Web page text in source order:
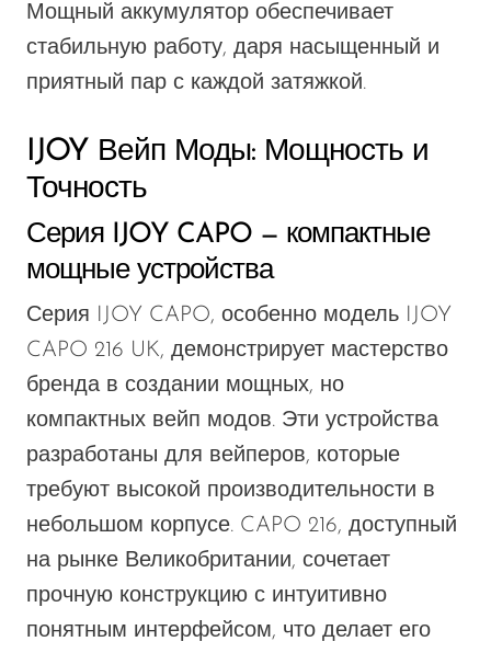
Мощный аккумулятор обеспечивает
стабильную работу, даря насыщенный и
приятный пар с каждой затяжкой.
IJOY Вейп Моды: Мощность и
Точность
Серия IJOY CAPO — компактные
мощные устройства
Серия IJOY CAPO, особенно модель IJOY
CAPO 216 UK, демонстрирует мастерство
бренда в создании мощных, но
компактных вейп модов. Эти устройства
разработаны для вейперов, которые
требуют высокой производительности в
небольшом корпусе. CAPO 216, доступный
на рынке Великобритании, сочетает
прочную конструкцию с интуитивно
понятным интерфейсом, что делает его